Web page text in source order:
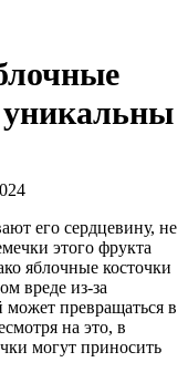
его сердцевину, не
этого фрукта
яблочные косточки
вреде из-за
превращаться в
на это, в
могут приносить